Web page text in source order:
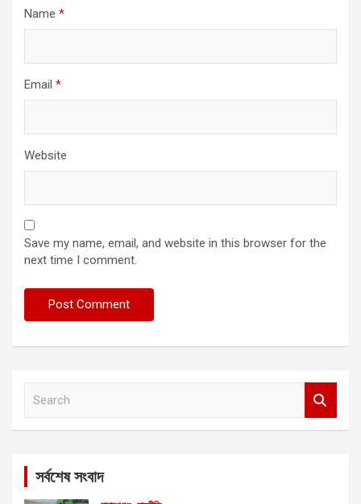
Name *
Email *
Website
Save my name, email, and website in this browser for the
next time I comment.
সর্বশেষ সংবাদ